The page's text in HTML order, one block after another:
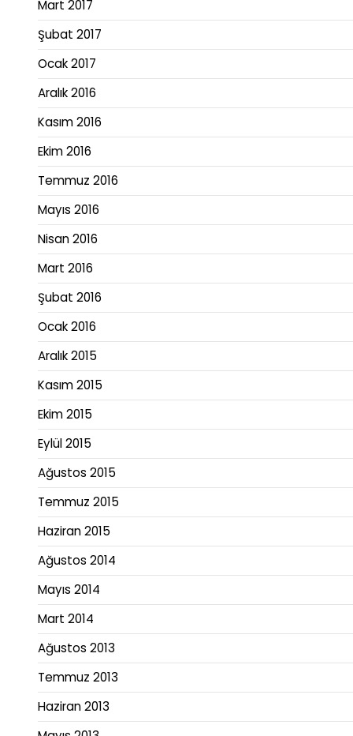
Mart 2017
Şubat 2017
Ocak 2017
Aralık 2016
Kasım 2016
Ekim 2016
Temmuz 2016
Mayıs 2016
Nisan 2016
Mart 2016
Şubat 2016
Ocak 2016
Aralık 2015
Kasım 2015
Ekim 2015
Eylül 2015
Ağustos 2015
Temmuz 2015
Haziran 2015
Ağustos 2014
Mayıs 2014
Mart 2014
Ağustos 2013
Temmuz 2013
Haziran 2013